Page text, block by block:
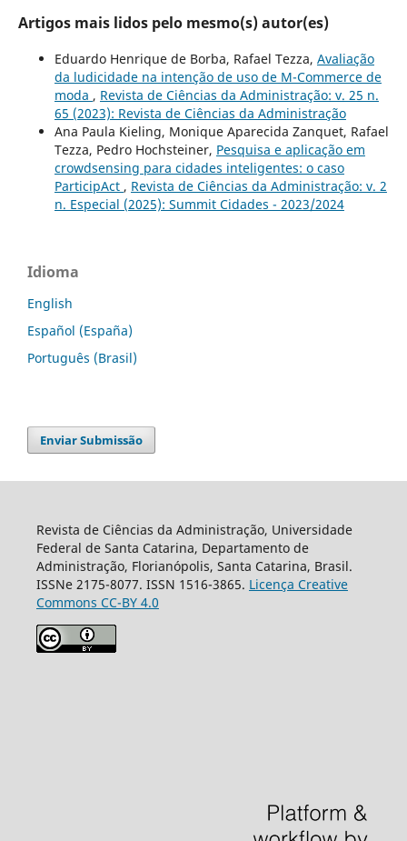
Artigos mais lidos pelo mesmo(s) autor(es)
Eduardo Henrique de Borba, Rafael Tezza, Avaliação
da ludicidade na intenção de uso de M-Commerce de
moda , Revista de Ciências da Administração: v. 25 n.
65 (2023): Revista de Ciências da Administração
Ana Paula Kieling, Monique Aparecida Zanquet, Rafael
Tezza, Pedro Hochsteiner, Pesquisa e aplicação em
crowdsensing para cidades inteligentes: o caso
ParticipAct , Revista de Ciências da Administração: v. 2
n. Especial (2025): Summit Cidades - 2023/2024
Idioma
English
Español (España)
Português (Brasil)
Enviar Submissão
Revista de Ciências da Administração, Universidade
Federal de Santa Catarina, Departamento de
Administração, Florianópolis, Santa Catarina, Brasil.
ISSNe 2175-8077. ISSN 1516-3865. Licença Creative
Commons CC-BY 4.0